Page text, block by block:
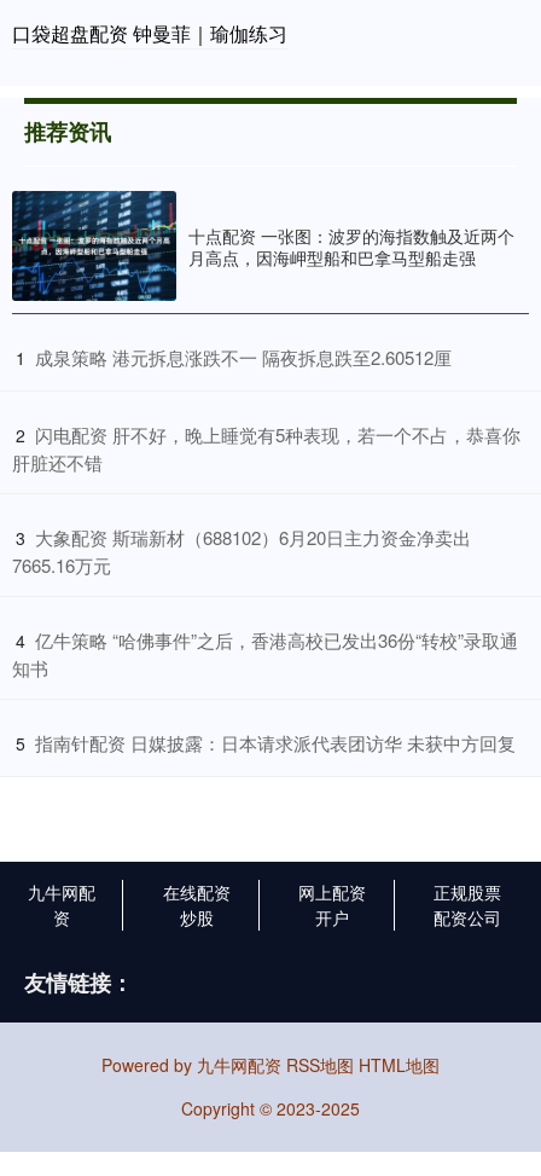
口袋超盘配资 钟曼菲｜瑜伽练习
推荐资讯
十点配资 一张图：波罗的海指数触及近两个
月高点，因海岬型船和巴拿马型船走强
1 ​成泉策略 港元拆息涨跌不一 隔夜拆息跌至2.60512厘
2 ​闪电配资 肝不好，晚上睡觉有5种表现，若一个不占，恭喜你
肝脏还不错
3 ​大象配资 斯瑞新材（688102）6月20日主力资金净卖出
7665.16万元
4 ​亿牛策略 “哈佛事件”之后，香港高校已发出36份“转校”录取通
知书
5 ​指南针配资 日媒披露：日本请求派代表团访华 未获中方回复
九牛网配
资
在线配资
炒股
网上配资
开户
正规股票
配资公司
友情链接：
Powered by 九牛网配资 RSS地图 HTML地图
Copyright © 2023-2025